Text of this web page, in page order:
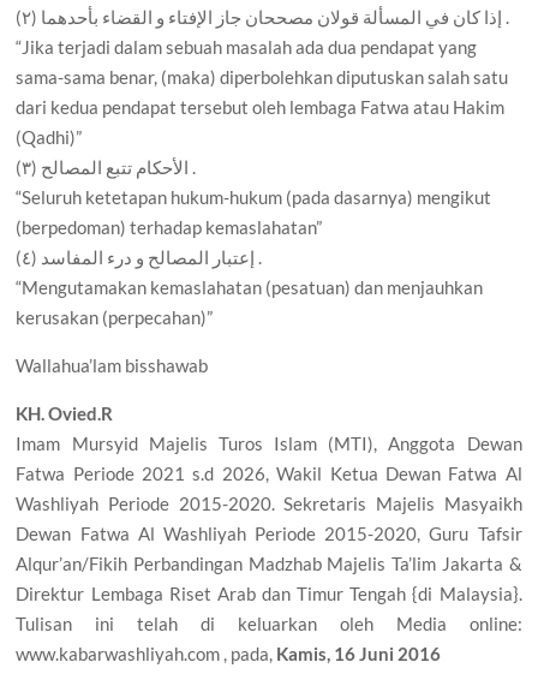
(٢) إذا كان في المسألة قولان مصححان جاز الإفتاء و القضاء بأحدهما .
“Jika terjadi dalam sebuah masalah ada dua pendapat yang
sama-sama benar, (maka) diperbolehkan diputuskan salah satu
dari kedua pendapat tersebut oleh lembaga Fatwa atau Hakim
(Qadhi)”
(٣) الأحكام تتبع المصالح .
“Seluruh ketetapan hukum-hukum (pada dasarnya) mengikut
(berpedoman) terhadap kemaslahatan”
(٤) إعتبار المصالح و درء المفاسد .
“Mengutamakan kemaslahatan (pesatuan) dan menjauhkan
kerusakan (perpecahan)”
Wallahua’lam bisshawab
KH. Ovied.R
Imam Mursyid Majelis Turos Islam (MTI), Anggota Dewan
Fatwa Periode 2021 s.d 2026, Wakil Ketua Dewan Fatwa Al
Washliyah Periode 2015-2020. Sekretaris Majelis Masyaikh
Dewan Fatwa Al Washliyah Periode 2015-2020, Guru Tafsir
Alqur’an/Fikih Perbandingan Madzhab Majelis Ta’lim Jakarta &
Direktur Lembaga Riset Arab dan Timur Tengah {di Malaysia}.
Tulisan ini telah di keluarkan oleh Media online:
www.kabarwashliyah.com , pada, Kamis, 16 Juni 2016